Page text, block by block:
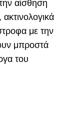
αίσθηση
με την
μπροστά
του